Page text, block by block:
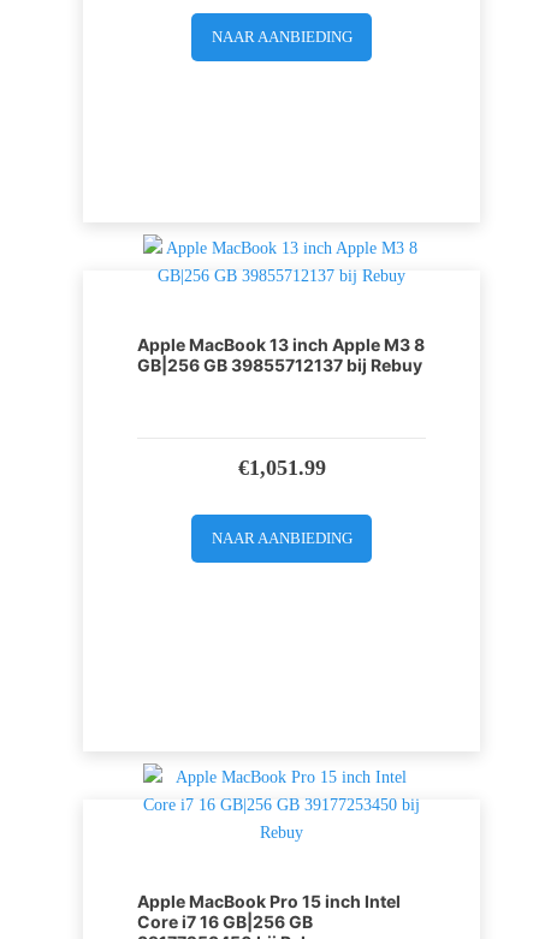
NAAR AANBIEDING
Apple MacBook 13 inch Apple M3 8
GB|256 GB 39855712137 bij Rebuy
€1,051.99
NAAR AANBIEDING
Apple MacBook Pro 15 inch Intel
Core i7 16 GB|256 GB